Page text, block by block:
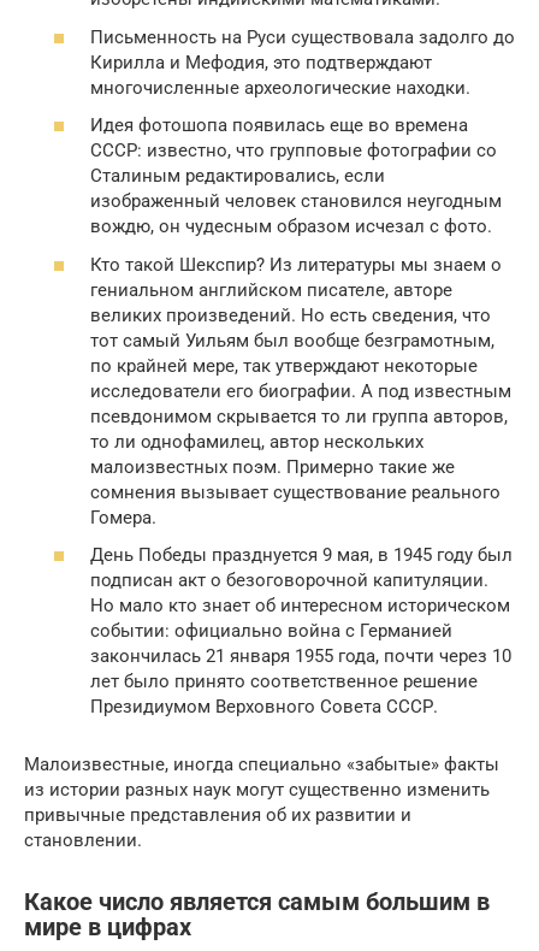
Письменность на Руси существовала задолго до
Кирилла и Мефодия, это подтверждают
многочисленные археологические находки.
Идея фотошопа появилась еще во времена
СССР: известно, что групповые фотографии со
Сталиным редактировались, если
изображенный человек становился неугодным
вождю, он чудесным образом исчезал с фото.
Кто такой Шекспир? Из литературы мы знаем о
гениальном английском писателе, авторе
великих произведений. Но есть сведения, что
тот самый Уильям был вообще безграмотным,
по крайней мере, так утверждают некоторые
исследователи его биографии. А под известным
псевдонимом скрывается то ли группа авторов,
то ли однофамилец, автор нескольких
малоизвестных поэм. Примерно такие же
сомнения вызывает существование реального
Гомера.
День Победы празднуется 9 мая, в 1945 году был
подписан акт о безоговорочной капитуляции.
Но мало кто знает об интересном историческом
событии: официально война с Германией
закончилась 21 января 1955 года, почти через 10
лет было принято соответственное решение
Президиумом Верховного Совета СССР.
Малоизвестные, иногда специально «забытые» факты
из истории разных наук могут существенно изменить
привычные представления об их развитии и
становлении.
Какое число является самым большим в
мире в цифрах